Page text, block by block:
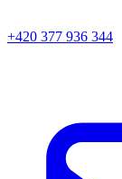
+420 377 936 344